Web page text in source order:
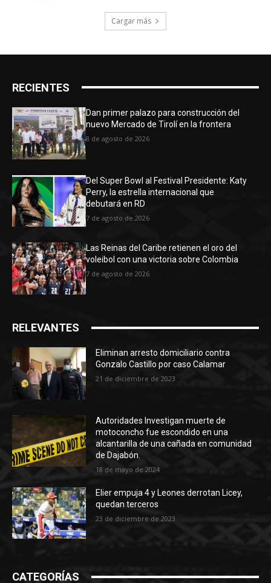
Cargar más
RECIENTES
Dan primer palazo para construcción del
nuevo Mercado de Tirolí en la frontera
8 de agosto de 2026
Del Super Bowl al Festival Presidente: Katy
Perry, la estrella internacional que
debutará en RD
7 de agosto de 2026
Las Reinas del Caribe retienen el oro del
voleibol con una victoria sobre Colombia
7 de agosto de 2026
RELEVANTES
Eliminan arresto domiciliario contra
Gonzalo Castillo por caso Calamar
21 de diciembre de 2023
Autoridades Investigan muerte de
motoconcho fue escondido en una
alcantarilla de una cañada en comunidad
de Dajabón.
18 de mayo de 2024
Elier empuja 4 y Leones derrotan Licey,
quedan terceros
23 de diciembre de 2023
CATEGORÍAS